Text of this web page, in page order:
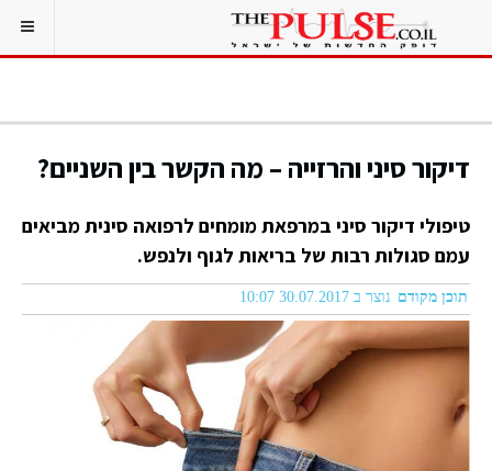
דיקור סיני והרזייה – מה הקשר בין השניים?
טיפולי דיקור סיני במרפאת מומחים לרפואה סינית מביאים
עמם סגולות רבות של בריאות לגוף ולנפש.
תוכן מקודם נוצר ב 30.07.2017 10:07